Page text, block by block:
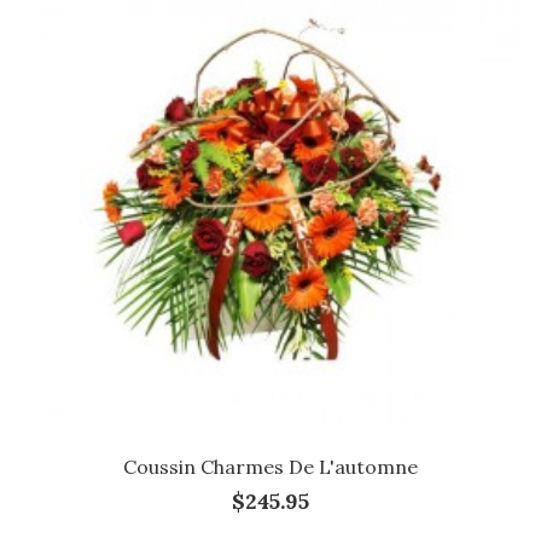
Coussin Charmes De L'automne
$245.95